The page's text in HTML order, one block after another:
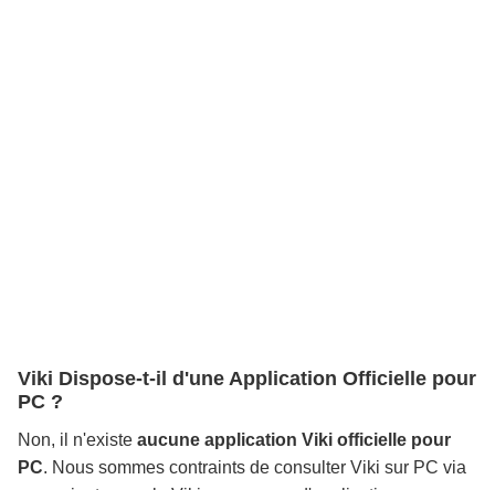
Viki Dispose-t-il d'une Application Officielle pour
PC ?
Non, il n'existe aucune application Viki officielle pour
PC. Nous sommes contraints de consulter Viki sur PC via